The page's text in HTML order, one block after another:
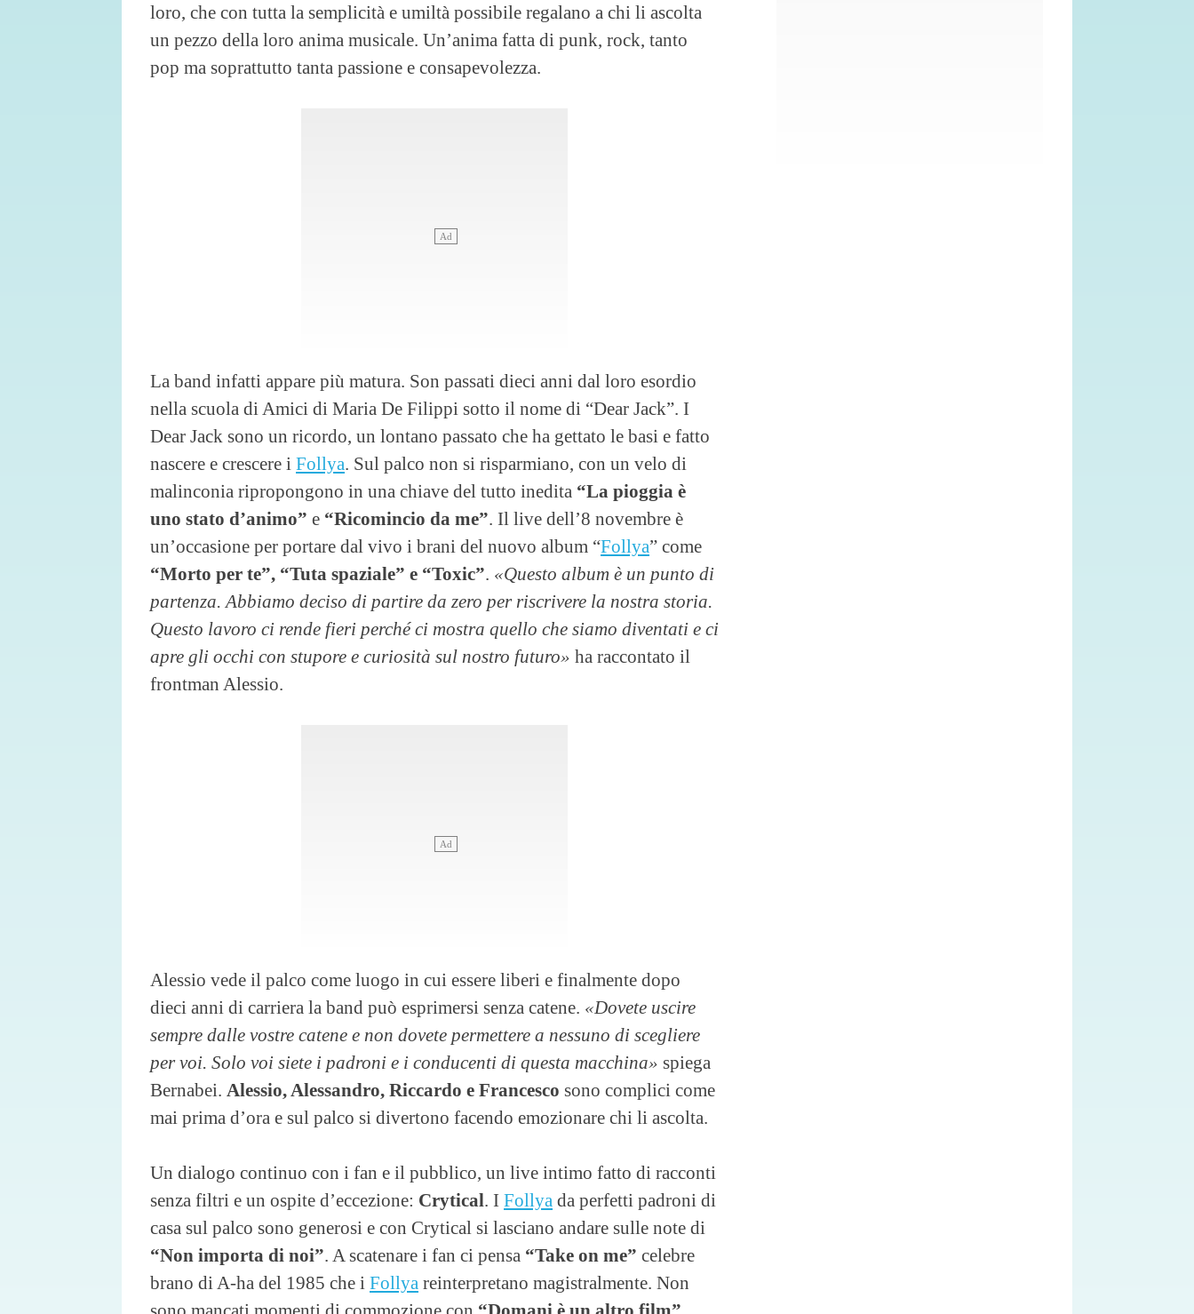
loro, che con tutta la semplicità e umiltà possibile regalano a chi li ascolta
un pezzo della loro anima musicale. Un’anima fatta di punk, rock, tanto
pop ma soprattutto tanta passione e consapevolezza.
La band infatti appare più matura. Son passati dieci anni dal loro esordio
nella scuola di Amici di Maria De Filippi sotto il nome di “Dear Jack”. I
Dear Jack sono un ricordo, un lontano passato che ha gettato le basi e fatto
nascere e crescere i Follya. Sul palco non si risparmiano, con un velo di
malinconia ripropongono in una chiave del tutto inedita “La pioggia è
uno stato d’animo” e “Ricomincio da me”. Il live dell’8 novembre è
un’occasione per portare dal vivo i brani del nuovo album “Follya” come
“Morto per te”, “Tuta spaziale” e “Toxic”. «Questo album è un punto di
partenza. Abbiamo deciso di partire da zero per riscrivere la nostra storia.
Questo lavoro ci rende fieri perché ci mostra quello che siamo diventati e ci
apre gli occhi con stupore e curiosità sul nostro futuro» ha raccontato il
frontman Alessio.
Alessio vede il palco come luogo in cui essere liberi e finalmente dopo
dieci anni di carriera la band può esprimersi senza catene. «Dovete uscire
sempre dalle vostre catene e non dovete permettere a nessuno di scegliere
per voi. Solo voi siete i padroni e i conducenti di questa macchina» spiega
Bernabei. Alessio, Alessandro, Riccardo e Francesco sono complici come
mai prima d’ora e sul palco si divertono facendo emozionare chi li ascolta.
Un dialogo continuo con i fan e il pubblico, un live intimo fatto di racconti
senza filtri e un ospite d’eccezione: Crytical. I Follya da perfetti padroni di
casa sul palco sono generosi e con Crytical si lasciano andare sulle note di
“Non importa di noi”. A scatenare i fan ci pensa “Take on me” celebre
brano di A-ha del 1985 che i Follya reinterpretano magistralmente. Non
sono mancati momenti di commozione con “Domani è un altro film”